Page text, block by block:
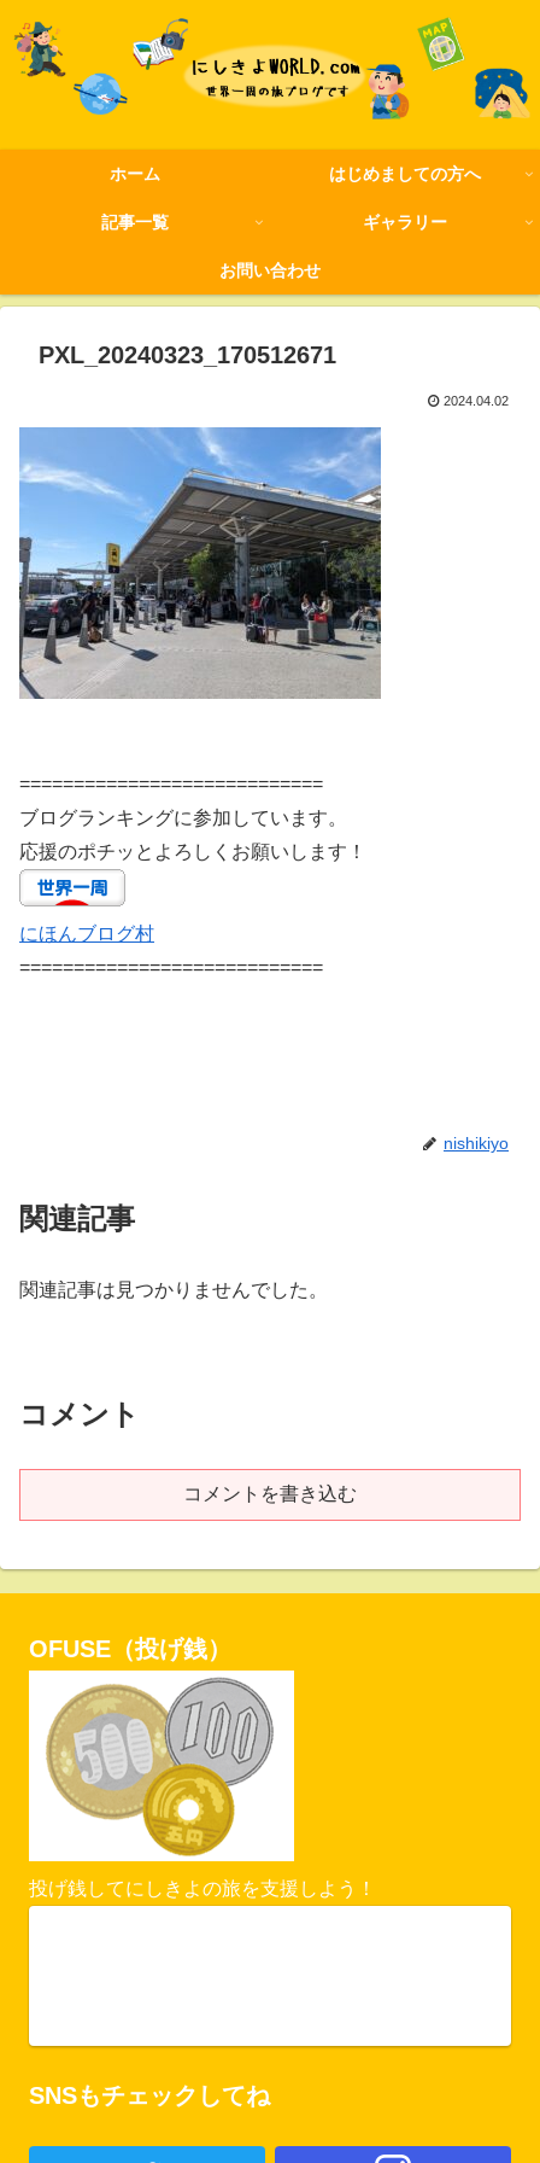
ホーム はじめましての方へ
記事一覧 ギャラリー
お問い合わせ
PXL_20240323_170512671
2024.04.02
============================
ブログランキングに参加しています。
応援のポチッとよろしくお願いします！
にほんブログ村
============================
nishikiyo
関連記事
関連記事は見つかりませんでした。
コメント
コメントを書き込む
OFUSE（投げ銭）
投げ銭してにしきよの旅を支援しよう！
SNSもチェックしてね